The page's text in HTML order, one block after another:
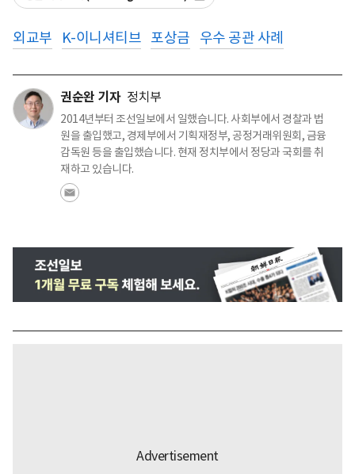
외교부 K-이니셔티브 포상금 우수 공관 사례
권순완 기자 정치부
2014년부터 조선일보에서 일했습니다. 사회부에서 경찰과 법
원을 출입했고, 경제부에서 기획재정부, 공정거래위원회, 금융
감독원 등을 출입했습니다. 현재 정치부에서 정당과 국회를 취
재하고 있습니다.